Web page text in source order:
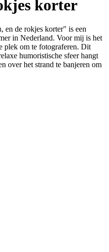
korter
en de rokjes korter" is een
in Nederland. Voor mij is het
plek om te fotograferen. Dit
humoristische sfeer hangt
over het strand te banjeren om